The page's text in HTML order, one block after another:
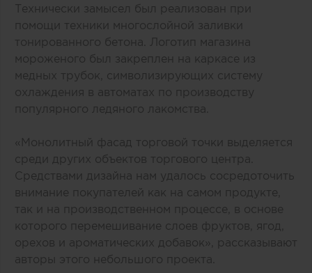
Технически замысел был реализован при
помощи техники многослойной заливки
тонированного бетона. Логотип магазина
мороженого был закреплен на каркасе из
медных трубок, символизирующих систему
охлаждения в автоматах по производству
популярного ледяного лакомства.
«Монолитный фасад торговой точки выделяется
среди других объектов торгового центра.
Средствами дизайна нам удалось сосредоточить
внимание покупателей как на самом продукте,
так и на производственном процессе, в основе
которого перемешивание слоев фруктов, ягод,
орехов и ароматических добавок», рассказывают
авторы этого небольшого проекта.